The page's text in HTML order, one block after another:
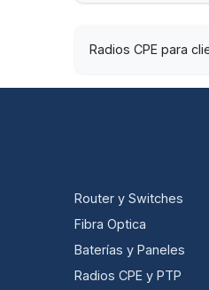
Radios CPE para
Router y Switches
Fibra Optica
Baterías y Paneles
Radios CPE y PTP